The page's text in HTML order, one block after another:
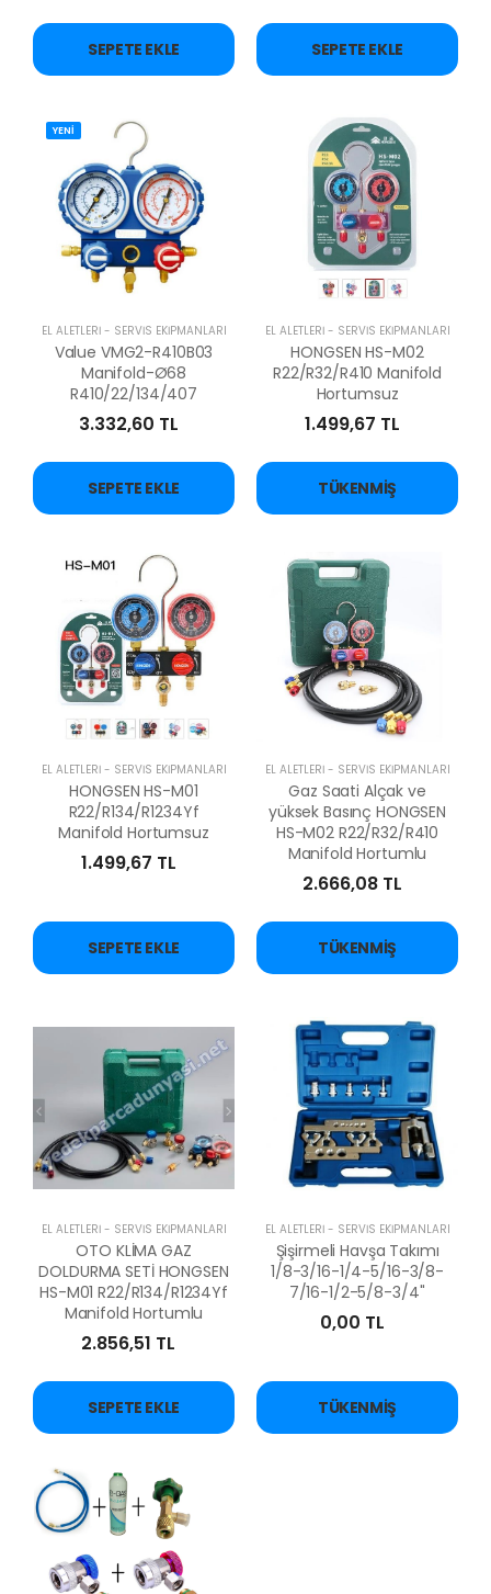
SEPETE EKLE SEPETE EKLE
YENİ
EL ALETLERİ - SERVİS EKİPMANLARI
Value VMG2-R410B03
Manifold-Ø68
R410/22/134/407
3.332,60 TL
SEPETE EKLE
EL ALETLERİ - SERVİS EKİPMANLARI
HONGSEN HS-M02
R22/R32/R410 Manifold
Hortumsuz
1.499,67 TL
TÜKENMIŞ
EL ALETLERİ - SERVİS EKİPMANLARI
HONGSEN HS-M01
R22/R134/R1234Yf
Manifold Hortumsuz
1.499,67 TL
SEPETE EKLE
EL ALETLERİ - SERVİS EKİPMANLARI
Gaz Saati Alçak ve
yüksek Basınç HONGSEN
HS-M02 R22/R32/R410
Manifold Hortumlu
2.666,08 TL
TÜKENMIŞ
EL ALETLERİ - SERVİS EKİPMANLARI
OTO KLİMA GAZ
DOLDURMA SETİ HONGSEN
HS-M01 R22/R134/R1234Yf
Manifold Hortumlu
2.856,51 TL
SEPETE EKLE
EL ALETLERİ - SERVİS EKİPMANLARI
Şişirmeli Havşa Takımı
1/8-3/16-1/4-5/16-3/8-
7/16-1/2-5/8-3/4''
0,00 TL
TÜKENMIŞ